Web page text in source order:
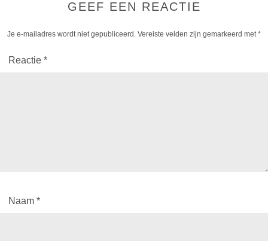
GEEF EEN REACTIE
Je e-mailadres wordt niet gepubliceerd. Vereiste velden zijn gemarkeerd met*
Reactie *
Naam *